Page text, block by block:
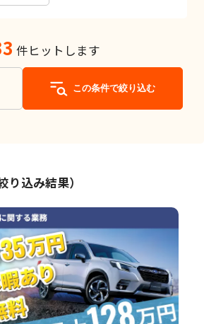
件ヒットします
この条件で絞り込む
り込み結果）